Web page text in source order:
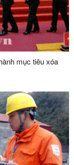
mục tiêu xóa